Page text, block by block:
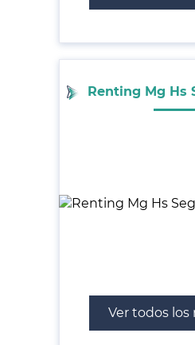
Renting Mg Hs
Ver todos los